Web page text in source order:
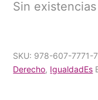
Sin existencias
SKU: 978-607-7771-
Derecho, IgualdadEs